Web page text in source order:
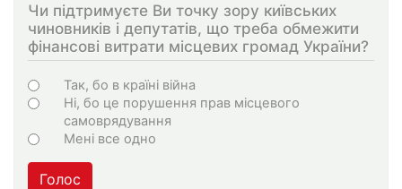
Чи підтримуєте Ви точку зору київських
чиновників і депутатів, що треба обмежити
фінансові витрати місцевих громад України?
Варіанти
Так, бо в країні війна
Ні, бо це порушення прав місцевого
самоврядування
Мені все одно
Голос